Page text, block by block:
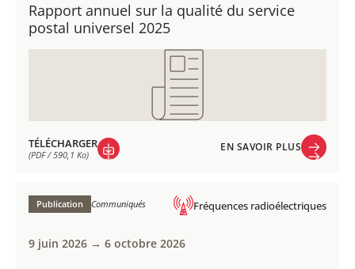
Rapport annuel sur la qualité du service
postal universel 2025
TÉLÉCHARGER
(PDF / 590,1 Ko)
(PDF / 590,1 Ko)
EN SAVOIR PLUS
Publication Communiqués Fréquences radioélectriques
9 juin 2026 → 6 octobre 2026